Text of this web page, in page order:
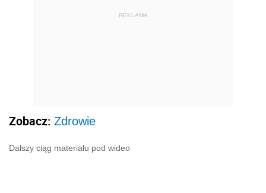
REKLAMA
Zobacz: Zdrowie
Dalszy ciąg materiału pod wideo